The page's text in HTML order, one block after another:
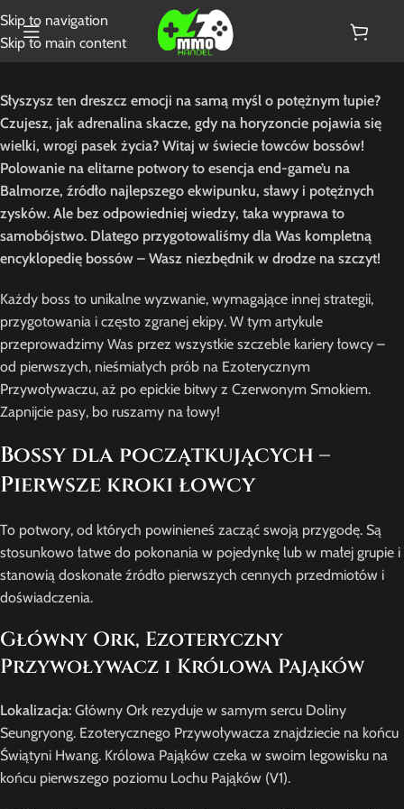
Skip to navigation
Skip to main content
Słyszysz ten dreszcz emocji na samą myśl o potężnym łupie?
Czujesz, jak adrenalina skacze, gdy na horyzoncie pojawia się
wielki, wrogi pasek życia? Witaj w świecie łowców bossów!
Polowanie na elitarne potwory to esencja end-game’u na
Balmorze, źródło najlepszego ekwipunku, sławy i potężnych
zysków. Ale bez odpowiedniej wiedzy, taka wyprawa to
samobójstwo. Dlatego przygotowaliśmy dla Was kompletną
encyklopedię bossów – Wasz niezbędnik w drodze na szczyt!
Każdy boss to unikalne wyzwanie, wymagające innej strategii,
przygotowania i często zgranej ekipy. W tym artykule
przeprowadzimy Was przez wszystkie szczeble kariery łowcy –
od pierwszych, nieśmiałych prób na Ezoterycznym
Przywoływaczu, aż po epickie bitwy z Czerwonym Smokiem.
Zapnijcie pasy, bo ruszamy na łowy!
Bossy dla początkujących –
Pierwsze kroki łowcy
To potwory, od których powinieneś zacząć swoją przygodę. Są
stosunkowo łatwe do pokonania w pojedynkę lub w małej grupie i
stanowią doskonałe źródło pierwszych cennych przedmiotów i
doświadczenia.
Główny Ork, Ezoteryczny
Przywoływacz i Królowa Pająków
Lokalizacja: Główny Ork rezyduje w samym sercu Doliny
Seungryong. Ezoterycznego Przywoływacza znajdziecie na końcu
Świątyni Hwang. Królowa Pająków czeka w swoim legowisku na
końcu pierwszego poziomu Lochu Pająków (V1).